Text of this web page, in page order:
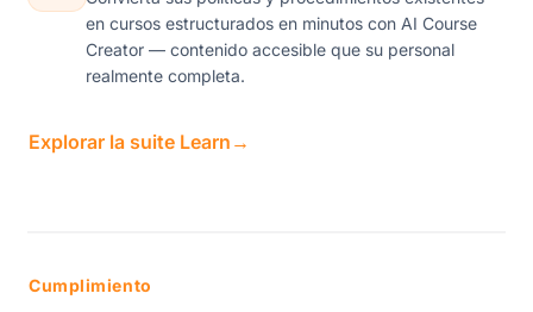
en cursos estructurados en minutos con AI Course
Creator — contenido accesible que su personal
realmente completa.
Explorar la suite Learn →
Cumplimiento